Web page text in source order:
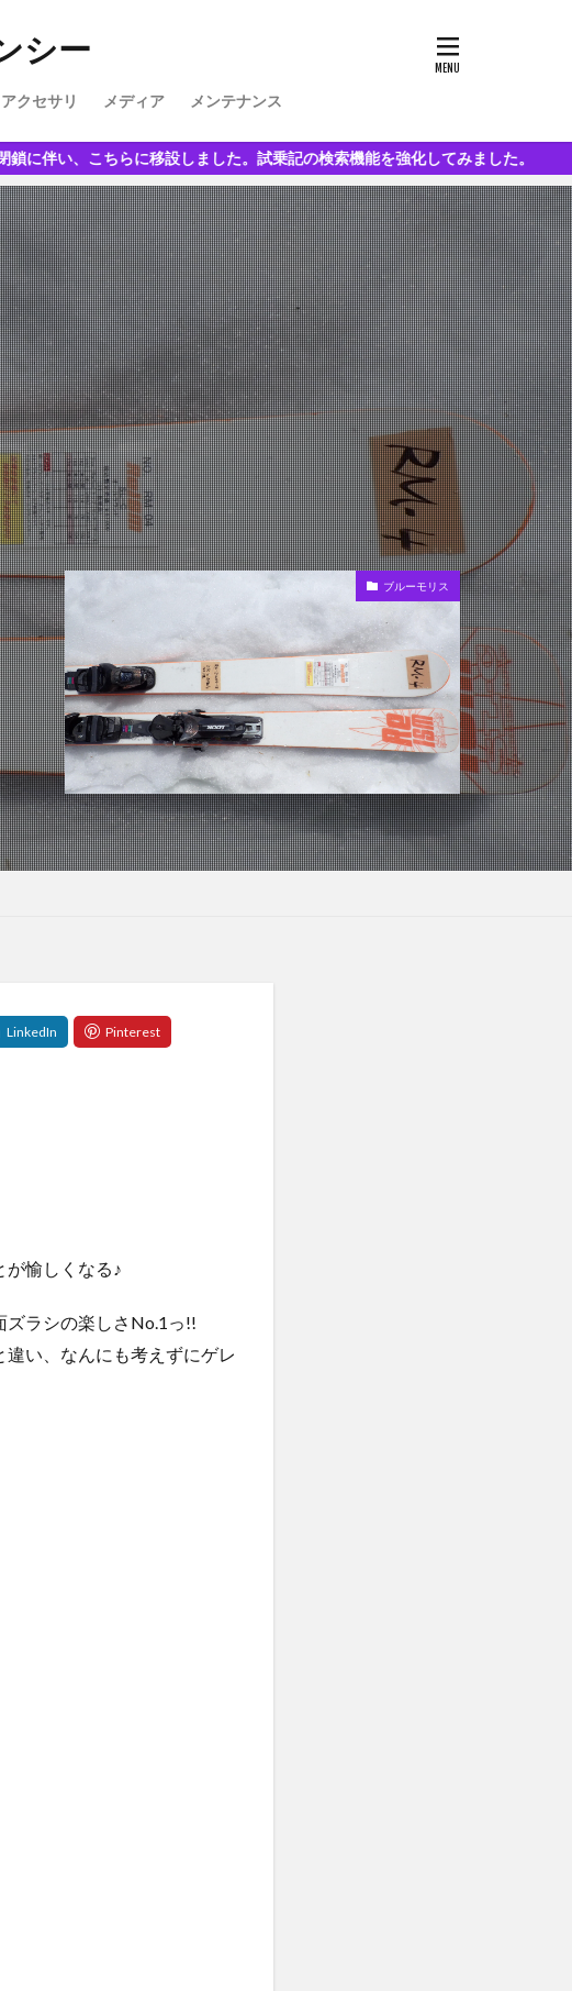
シー
アクセサリ メディア メンテナンス
設しました。試乗記の検索機能を強化してみました。
ブルーモリス
が愉しくなる♪
ズラシの楽しさNo.1っ!!
い、なんにも考えずにゲレ